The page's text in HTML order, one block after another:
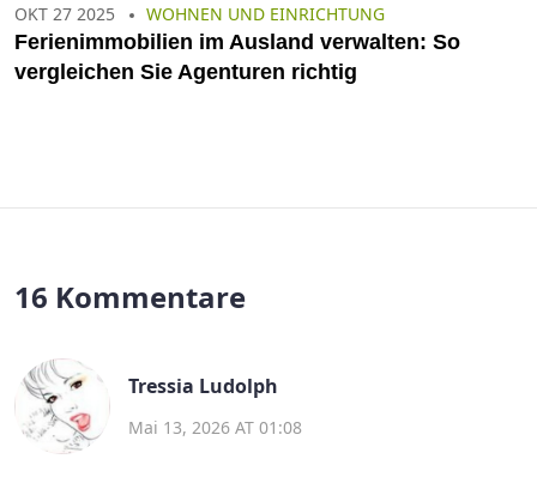
OKT 27 2025 WOHNEN UND EINRICHTUNG
Ferienimmobilien im Ausland verwalten: So
vergleichen Sie Agenturen richtig
16 Kommentare
Tressia Ludolph
Mai 13, 2026 AT 01:08